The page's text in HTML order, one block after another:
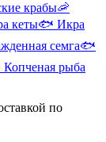
крабы🦐
кеты🐟 Икра
семга🐟
Копченая рыба
по